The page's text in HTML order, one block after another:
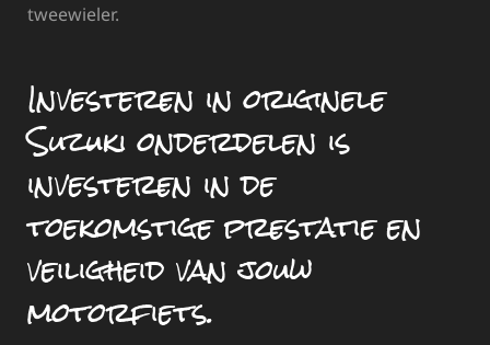
tweewieler.
Investeren in originele
Suzuki onderdelen is
investeren in de
toekomstige prestatie en
veiligheid van jouw
motorfiets.